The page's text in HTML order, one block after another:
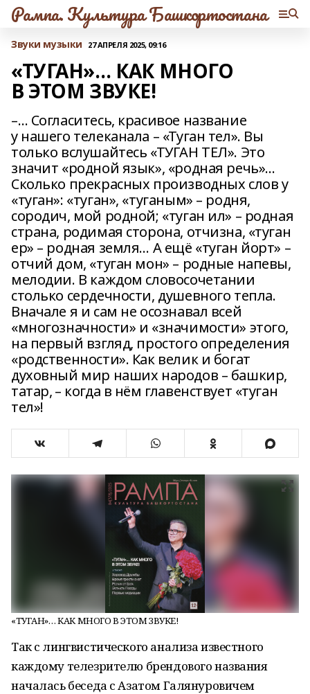
Рампа. Культура Башкортостана
Звуки музыки 27 АПРЕЛЯ 2025, 09:16
«ТУГАН»… КАК МНОГО
В ЭТОМ ЗВУКЕ!
–… Согласитесь, красивое название
у нашего телеканала – «Туган тел». Вы
только вслушайтесь «ТУГАН ТЕЛ». Это
значит «родной язык», «родная речь»…
Cколько прекрасных производных слов y
«туган»: «туган», «туганым» – родня,
сородич, мой родной; «туган ил» – родная
страна, родимая сторона, отчизна, «туган
ер» – родная земля… А ещё «туган йорт» –
отчий дом, «туган мон» – родные напевы,
мелодии. В каждом словосочетании
столько сердечности, душевного тепла.
Вначале я и сам не осознавал всей
«многозначности» и «значимости» этого,
на первый взгляд, простого определения
«родственности». Как велик и богат
духовный мир наших народов – башкир,
татар, – когда в нём главенствует «туган
тел»!
«ТУГАН»… КАК МНОГО В ЭТОМ ЗВУКЕ!
Так с лингвистического анализа известного
каждому телезрителю брендового названия
началась беседа с Азатом Галянуровичем